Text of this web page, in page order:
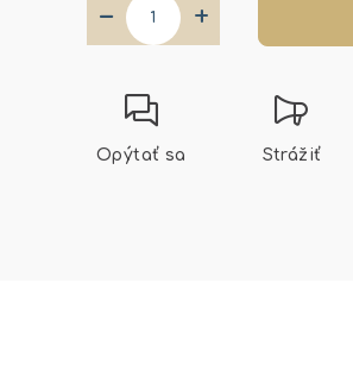
+
−
Opýtať sa Strážiť